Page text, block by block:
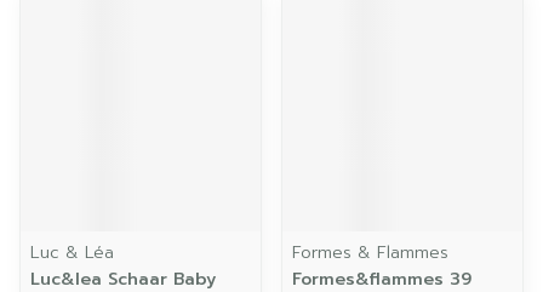
Luc & Léa
Luc&lea Schaar Baby
Formes & Flammes
Formes&flammes 39